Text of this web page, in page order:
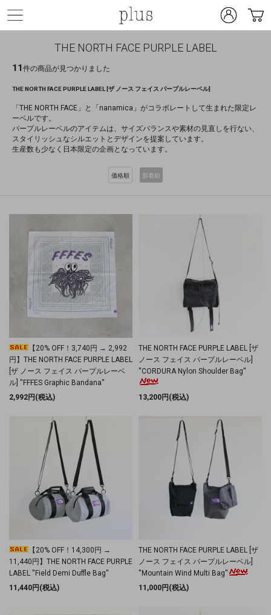
THE NORTH FACE PURPLE LABEL
11件の商品が見つかりました
THE NORTH FACE PURPLE LABEL [ザ ノース フェイス パープルレーベル]
「THE NORTH FACE」と「nanamica」がコラボレートして生まれた限定レ
ーベルです。
パープルレーベルのアイテムは、サイズバランスや素材の見直しを行ない、
スタイリッシュなシルエットとデザインを提案しています。
生産数も少なく日本限定の企画となっています。
価格順 新着順
【20% OFF！3,740円 → 2,992
円】THE NORTH FACE PURPLE LABEL
[ザ ノース フェイス パープルレーベ
ル] ''FFFES Graphic Bandana''
2,992円(税込)
THE NORTH FACE PURPLE LABEL [ザ
ノース フェイス パープルレーベル]
''CORDURA Nylon Shoulder Bag''
13,200円(税込)
【20% OFF！14,300円 →
11,440円】THE NORTH FACE PURPLE
LABEL ''Field Demi Duffle Bag''
11,440円(税込)
THE NORTH FACE PURPLE LABEL [ザ
ノース フェイス パープルレーベル]
''Mountain Wind Multi Bag''
11,000円(税込)